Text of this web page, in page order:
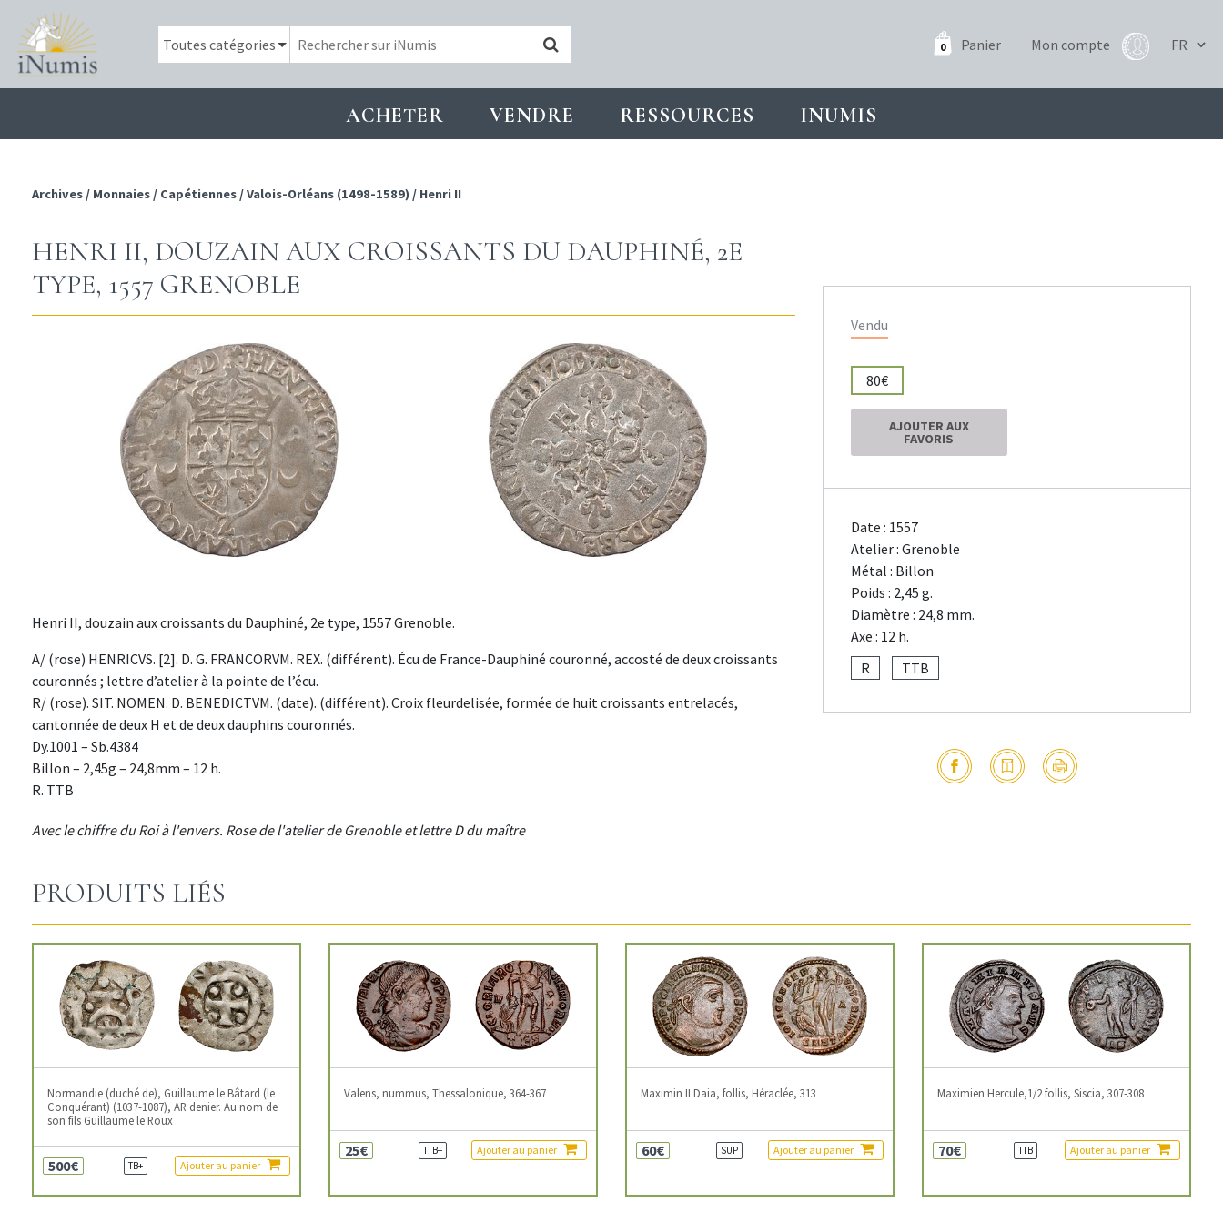
0 Panier Mon compte
ACHETER VENDRE RESSOURCES INUMIS
Archives / Monnaies / Capétiennes /Valois-Orléans (1498-1589) / Henri II
HENRI II, DOUZAIN AUX CROISSANTS DU DAUPHINÉ, 2E
TYPE, 1557 GRENOBLE
Henri II, douzain aux croissants du Dauphiné, 2e type, 1557 Grenoble.
A/ (rose) HENRICVS. [2]. D. G. FRANCORVM. REX. (différent). Écu de France-Dauphiné couronné, accosté de deux croissants
couronnés ; lettre d’atelier à la pointe de l’écu.
R/ (rose). SIT. NOMEN. D. BENEDICTVM. (date). (différent). Croix fleurdelisée, formée de huit croissants entrelacés,
cantonnée de deux H et de deux dauphins couronnés.
Dy.1001 – Sb.4384
Billon – 2,45g – 24,8mm – 12 h.
R. TTB
Avec le chiffre du Roi à l'envers. Rose de l'atelier de Grenoble et lettre D du maître
Vendu
80€
AJOUTER AUX
FAVORIS
Date : 1557
Atelier : Grenoble
Métal : Billon
Poids : 2,45 g.
Diamètre : 24,8 mm.
Axe : 12 h.
R
TTB
PRODUITS LIÉS
Normandie (duché de), Guillaume le Bâtard (le
Conquérant) (1037-1087), AR denier. Au nom de
son fils Guillaume le Roux
500€ TB+ Ajouter au panier
Valens, nummus, Thessalonique, 364-367
25€ TTB+ Ajouter au panier
Maximin II Daia, follis, Héraclée, 313
60€ SUP Ajouter au panier
Maximien Hercule,1/2 follis, Siscia, 307-308
70€ TTB Ajouter au panier